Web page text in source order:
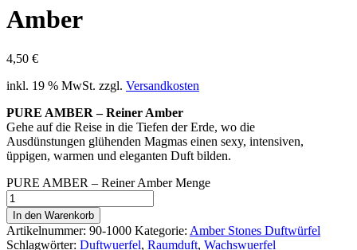
Amber
4,50 €
inkl. 19 % MwSt. zzgl. Versandkosten
PURE AMBER – Reiner Amber
Gehe auf die Reise in die Tiefen der Erde, wo die
Ausdünstungen glühenden Magmas einen sexy, intensiven,
üppigen, warmen und eleganten Duft bilden.
PURE AMBER – Reiner Amber Menge
In den Warenkorb
Artikelnummer: 90-1000 Kategorie: Amber Stones Duftwürfel
Schlagwörter: Duftwuerfel, Raumduft, Wachswuerfel